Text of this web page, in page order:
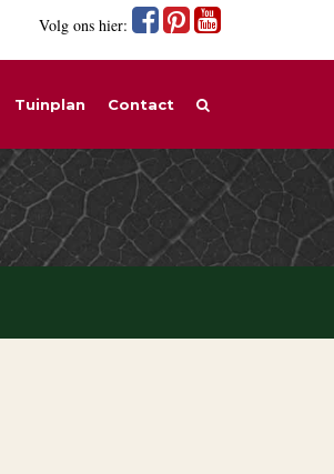
Volg ons hier:
Tuinplan Contact